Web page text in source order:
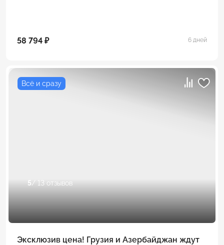
58 794 ₽ 6 дней
Всё и сразу
5/ 13 отзывов
Эксклюзив цена! Грузия и Азербайджан ждут